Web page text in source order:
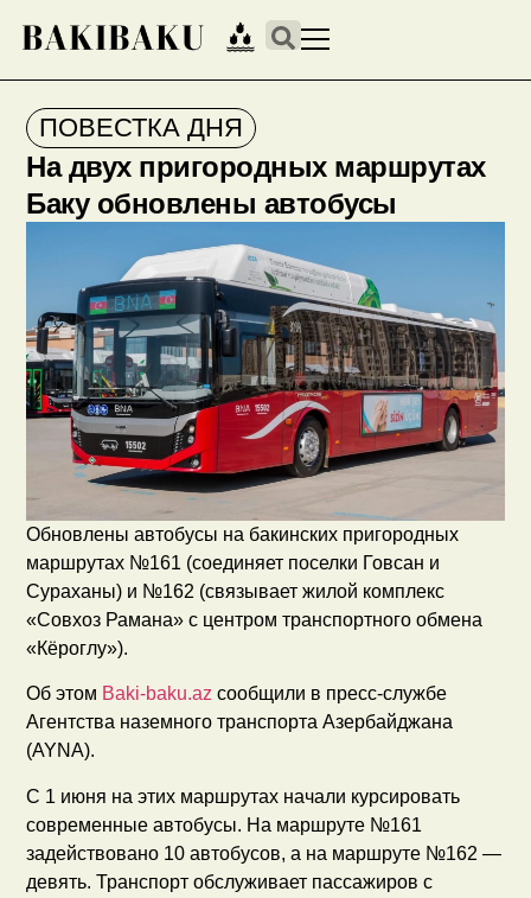
ПОВЕСТКА ДНЯ
На двух пригородных маршрутах
Баку обновлены автобусы
Обновлены автобусы на бакинских пригородных
маршрутах №161 (соединяет поселки Говсан и
Сураханы) и №162 (связывает жилой комплекс
«Совхоз Рамана» с центром транспортного обмена
«Кёроглу»).
Об этом Baki-baku.azсообщили в пресс-службе
Агентства наземного транспорта Азербайджана
(AYNA).
С 1 июня на этих маршрутах начали курсировать
современные автобусы. На маршруте №161
задействовано 10 автобусов, а на маршруте №162 —
девять. Транспорт обслуживает пассажиров с